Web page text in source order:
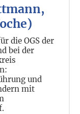
die OGS der
bei der
und
mit